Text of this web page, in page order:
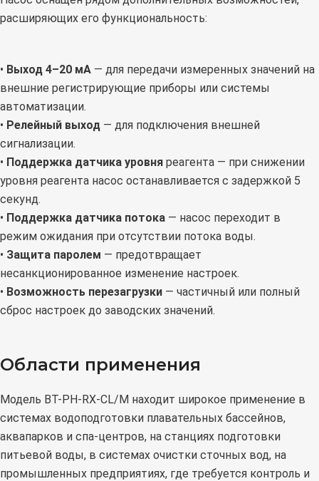
расширяющих его функциональность:
• Выход 4–20 мА — для передачи измеренных значений на
внешние регистрирующие приборы или системы
автоматизации.
• Релейный выход — для подключения внешней
сигнализации.
• Поддержка датчика уровня реагента — при снижении
уровня реагента насос останавливается с задержкой 5
секунд.
• Поддержка датчика потока — насос переходит в
режим ожидания при отсутствии потока воды.
• Защита паролем — предотвращает
несанкционированное изменение настроек.
• Возможность перезагрузки — частичный или полный
сброс настроек до заводских значений.
Области применения
Модель BT-PH-RX-CL/M находит широкое применение в
системах водоподготовки плавательных бассейнов,
аквапарков и спа-центров, на станциях подготовки
питьевой воды, в системах очистки сточных вод, на
промышленных предприятиях, где требуется контроль и